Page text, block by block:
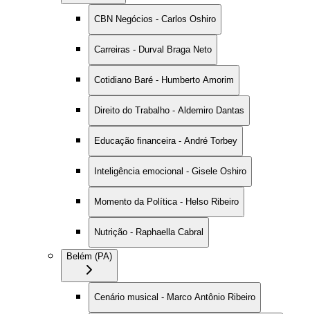
CBN Negócios - Carlos Oshiro
Carreiras - Durval Braga Neto
Cotidiano Baré - Humberto Amorim
Direito do Trabalho - Aldemiro Dantas
Educação financeira - André Torbey
Inteligência emocional - Gisele Oshiro
Momento da Política - Helso Ribeiro
Nutrição - Raphaella Cabral
Belém (PA)
Cenário musical - Marco Antônio Ribeiro